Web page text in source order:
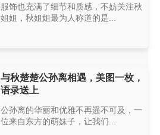
服饰也充满了细节和质感，不妨关注秋
姐姐，秋姐姐最为人称道的是...
与秋楚楚公孙离相遇，美图一枚，
语录送上
公孙离的华丽和优雅不再遥不可及，一
位来自东方的萌妹子，让我们...